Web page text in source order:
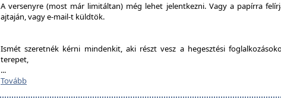
A versenyre (most már limitáltan) még lehet jelentkezni. Vagy a papírra
ajtaján, vagy e-mail-t küldtök.
Ismét szeretnék kérni mindenkit, aki részt vesz a hegesztési
terepet,
...
Tovább